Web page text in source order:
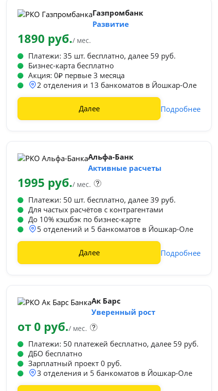
Газпромбанк
Развитие
1890 руб./ мес.
Платежи: 35 шт. бесплатно, далее 59 руб.
Бизнес-карта бесплатно
Акция: 0₽ первые 3 месяца
2 отделения и 13 банкоматов в Йошкар-Оле
Далее Подробнее
Альфа-Банк
Активные расчеты
1995 руб./ мес.
Платежи: 50 шт. бесплатно, далее 39 руб.
Для частых расчётов с контрагентами
До 10% кэшбэк по бизнес-карте
5 отделений и 5 банкоматов в Йошкар-Оле
Далее Подробнее
Ак Барс
Уверенный рост
от 0 руб./ мес.
Платежи: 50 платежей бесплатно, далее 59 руб.
ДБО бесплатно
Зарплатный проект 0 руб.
3 отделения и 5 банкоматов в Йошкар-Оле